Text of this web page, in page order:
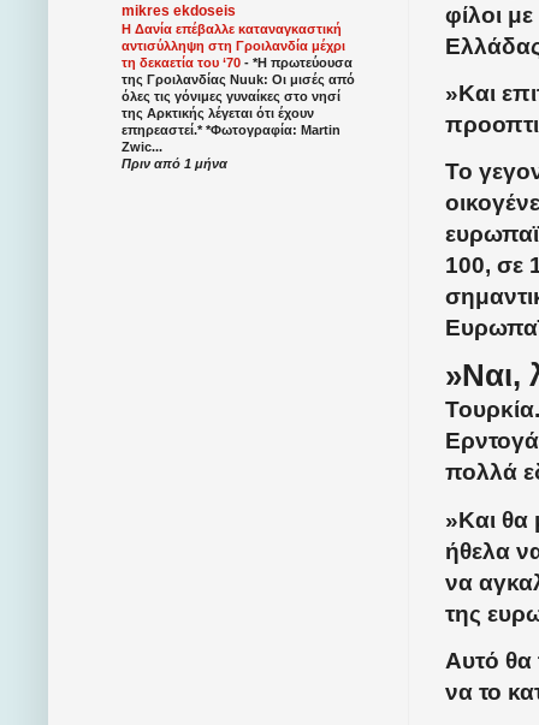
φίλοι
»Και
Το
100, σε
»Ναι,
πολλά
»Και θα
ήθελα
να
της
Αυτό θα
να το
mikres ekdoseis
Η Δανία επέβαλλε καταναγκαστική
αντισύλληψη στη Γροιλανδία μέχρι
τη δεκαετία του ‘70 - *Η πρωτεύουσα
της Γροιλανδίας Nuuk: Οι μισές από
όλες τις γόνιμες γυναίκες στο νησί
της Αρκτικής λέγεται ότι έχουν
επηρεαστεί.* *Φωτογραφία: Martin
Zwic...
Πριν από 1 μήνα